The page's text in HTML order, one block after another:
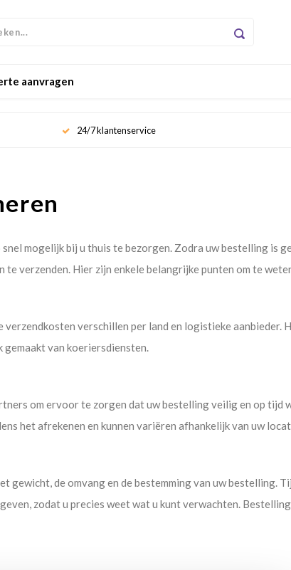
aanvragen
24/7 klantenservice
mogelijk bij u thuis te bezorgen. Zodra uw bestelling is
te verzenden. Hier zijn enkele belangrijke punten om te
verschillen per land en logistieke aanbieder.
van koeriersdiensten.
om ervoor te zorgen dat uw bestelling veilig en op tijd
het afrekenen en kunnen variëren afhankelijk van uw
gewicht, de omvang en de bestemming van uw bestelling.
zodat u precies weet wat u kunt verwachten.